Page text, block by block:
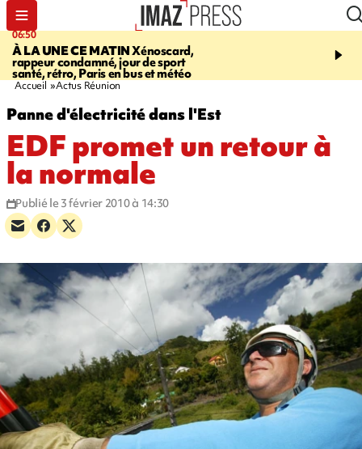
06:50
À LA UNE CE MATINXénoscard,
rappeur condamné, jour de sport
santé, rétro, Paris en bus et météo
08:53
Jour de
2026 - bouger,
Accueil Actus Réunion
Panne d'électricité dans l'Est
EDF promet un retour à
la normale
Publié le 3 février 2010 à 14:30